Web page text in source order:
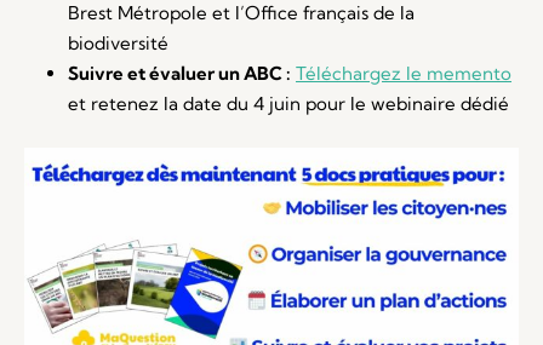
Brest Métropole et l’Office français de la
biodiversité
Suivre et évaluer un ABC : Téléchargez le memento
et retenez la date du 4 juin pour le webinaire dédié